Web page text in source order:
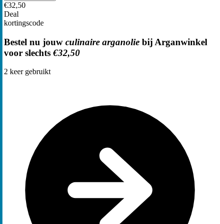
€32,50
Deal
kortingscode
Bestel nu jouw culinaire arganolie bij Arganwinkel
voor slechts €32,50
2 keer gebruikt